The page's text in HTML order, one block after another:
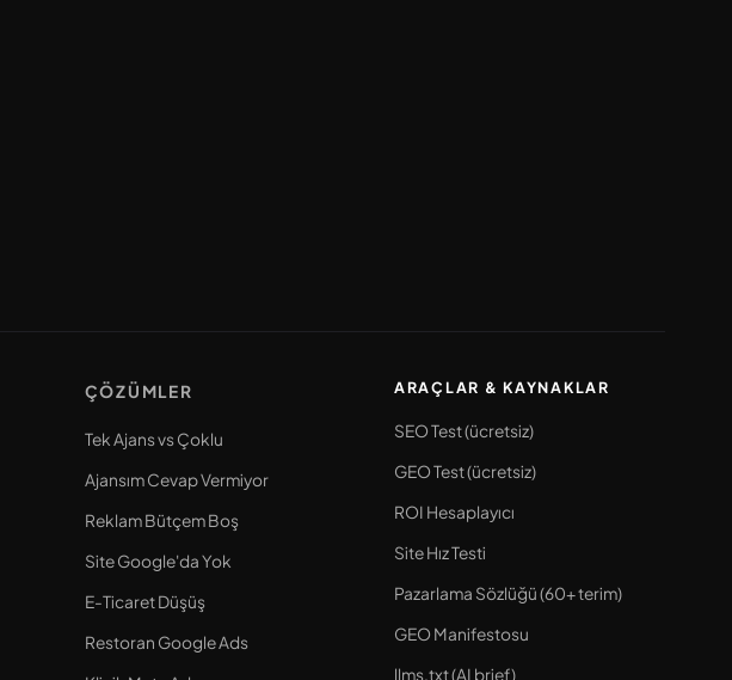
ÇÖZÜMLER
Tek Ajans vs Çoklu
Ajansım Cevap Vermiyor
Reklam Bütçem Boş
Site Google'da Yok
E-Ticaret Düşüş
Restoran Google Ads
ARAÇLAR & KAYNAKLAR
SEO Test (ücretsiz)
GEO Test (ücretsiz)
ROI Hesaplayıcı
Site Hız Testi
Pazarlama Sözlüğü (60+ terim)
GEO Manifestosu
llms.txt (AI brief)